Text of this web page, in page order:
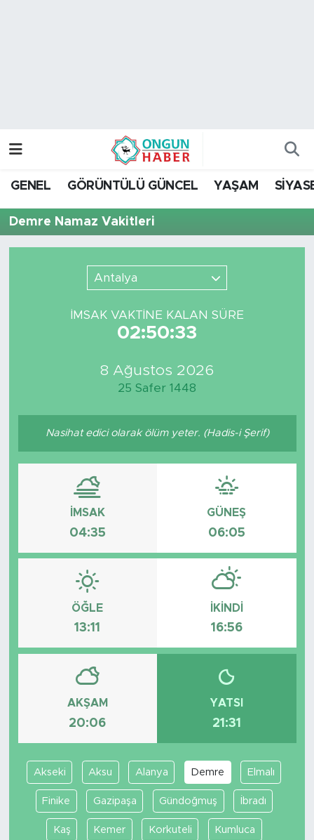
GENEL GÖRÜNTÜLÜ GÜNCEL YAŞAM
Demre Namaz Vakitleri
Antalya
İMSAK VAKTİNE KALAN SÜRE
02:50:33
8 Ağustos 2026
25 Safer 1448
Nasihat edici olarak ölüm yeter. (Hadis-i Şerif)
İMSAK
04:35
GÜNEŞ
06:05
ÖĞLE
13:11
İKINDI
16:56
AKŞAM
20:06
YATSI
21:31
Akseki Aksu Alanya Demre Elmalı
Finike Gazipaşa Gündoğmuş İbradı
Kaş Kemer Korkuteli Kumluca
Trafik Durumu
Son Dakika Haberleri